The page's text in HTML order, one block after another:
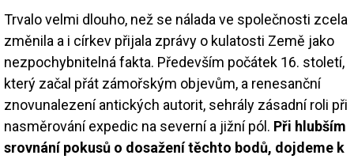
Trvalo velmi dlouho, než se nálada ve společnosti zcela
změnila a i církev přijala zprávy o kulatosti Země jako
nezpochybnitelná fakta. Především počátek 16. století,
který začal přát zámořským objevům, a renesanční
znovunalezení antických autorit, sehrály zásadní roli při
nasměrování expedic na severní a jižní pól. Při hlubším
srovnání pokusů o dosažení těchto bodů, dojdeme k